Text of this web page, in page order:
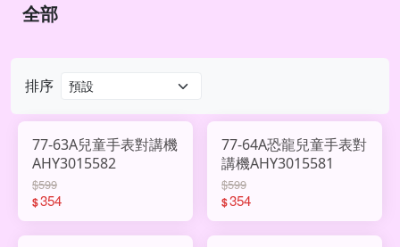
排序
77-63A兒童手表對講機
AHY3015582
$599
$354
77-64A恐龍兒童手表對
講機AHY3015581
$599
$354
全部